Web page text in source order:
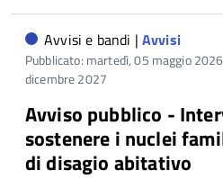
Avvisi e bandi | Avvisi
Pubblicato: martedì, 05 maggio
dicembre 2027
Avviso pubblico -
sostenere i nuclei
di disagio abitativo